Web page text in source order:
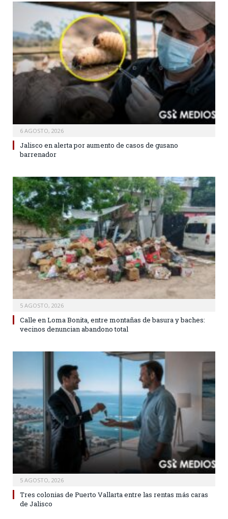
6 AGOSTO, 2026
Jalisco en alerta por aumento de casos de gusano
barrenador
5 AGOSTO, 2026
Calle en Loma Bonita, entre montañas de basura y baches:
vecinos denuncian abandono total
5 AGOSTO, 2026
Tres colonias de Puerto Vallarta entre las rentas más caras
de Jalisco